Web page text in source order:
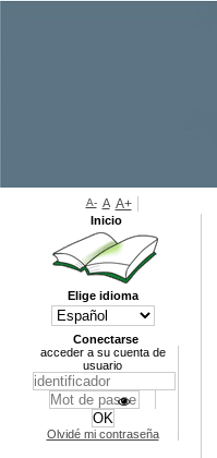
A- A A+
Inicio
Elige idioma
Conectarse
acceder a su cuenta de
usuario
Olvidé mi contraseña